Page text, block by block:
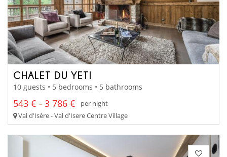
CHALET DU YETI
10 guests • 5 bedrooms • 5 bathrooms
543 € - 3 786 €
per night
Val d'Isère - Val d'Isere Centre Village